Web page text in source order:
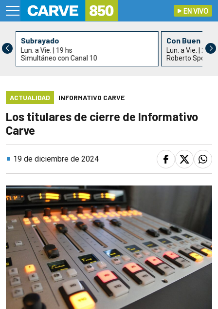
EN VIVO
Subrayado
Lun. a Vie. | 19 hs
Simultáneo con Canal 10
Con Buen
Lun. a Vie. | 21 hs
Roberto
ACTUALIDAD INFORMATIVO CARVE
Los titulares de cierre de Informativo
Carve
19 de diciembre de 2024